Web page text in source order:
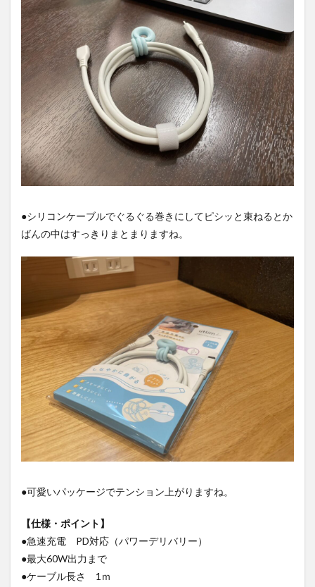
●シリコンケーブルでぐるぐる巻きにしてピシッと束ねるとか
ばんの中はすっきりまとまりますね。
●可愛いパッケージでテンション上がりますね。
【仕様・ポイント】
●急速充電 PD対応（パワーデリバリー）
●最大60W出力まで
●ケーブル長さ 1ｍ